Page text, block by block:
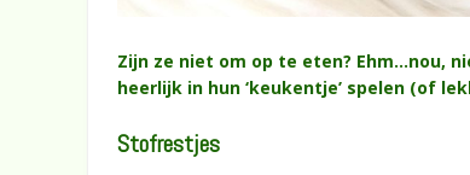
Zijn ze niet om op te eten? Ehm…nou,
heerlijk in hun ‘keukentje’ spelen (of
Stofrestjes